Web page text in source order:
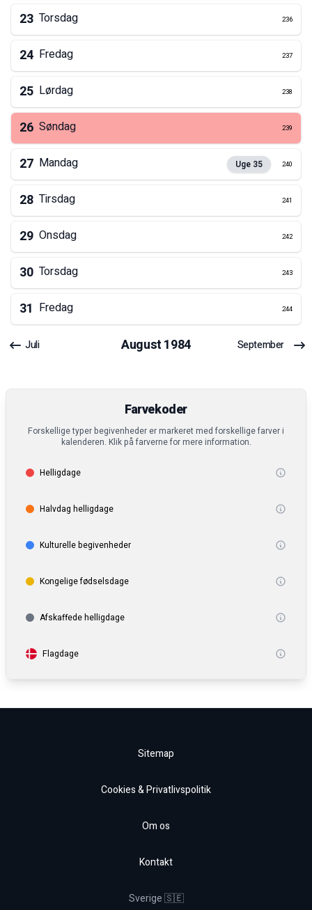
23 Torsdag 236
24 Fredag 237
25 Lørdag 238
26 Søndag 239
27 Mandag Uge 35 240
28 Tirsdag 241
29 Onsdag 242
30 Torsdag 243
31 Fredag 244
Juli August1984 September
Farvekoder
Forskellige typer begivenheder er markeret med forskellige farver i
kalenderen. Klik på farverne for mere information.
Helligdage
Halvdag helligdage
Kulturelle begivenheder
Kongelige fødselsdage
Afskaffede helligdage
Flagdage
Sitemap
Cookies & Privatlivspolitik
Om os
Kontakt
Sverige 🇸🇪